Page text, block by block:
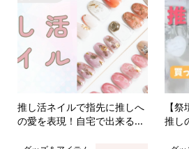
推し活ネイルで指先に推しへ
の愛を表現！自宅で出来る...
【
推し